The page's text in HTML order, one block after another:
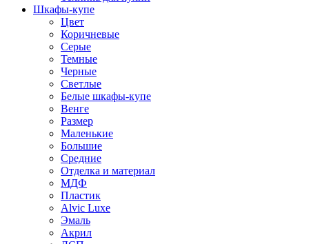
Шкафы-купе
Цвет
Коричневые
Серые
Темные
Черные
Светлые
Белые шкафы-купе
Венге
Размер
Маленькие
Большие
Средние
Отделка и материал
МДФ
Пластик
Alvic Luxe
Эмаль
Акрил